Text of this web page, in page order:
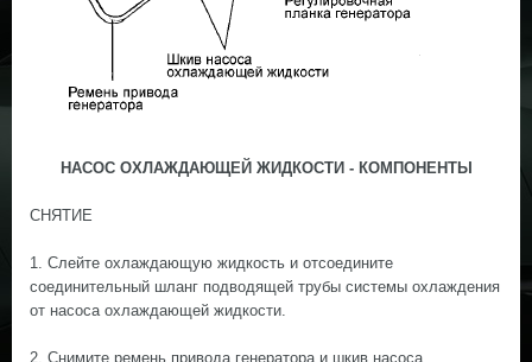
НАСОС ОХЛАЖДАЮЩЕЙ ЖИДКОСТИ - КОМПОНЕНТЫ
СНЯТИЕ
1. Слейте охлаждающую жидкость и отсоедините
соединительный шланг подводящей трубы системы охлаждения
от насоса охлаждающей жидкости.
2. Снимите ремень привода генератора и шкив насоса